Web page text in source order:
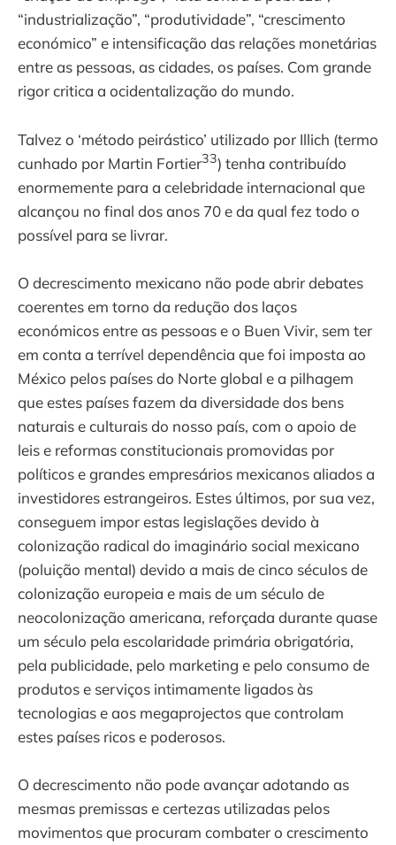
“industrialização”, “produtividade”, “crescimento
económico” e intensificação das relações monetárias
entre as pessoas, as cidades, os países. Com grande
rigor critica a ocidentalização do mundo.
Talvez o ‘método peirástico’ utilizado por Illich (termo
cunhado por Martin Fortier33) tenha contribuído
enormemente para a celebridade internacional que
alcançou no final dos anos 70 e da qual fez todo o
possível para se livrar.
O decrescimento mexicano não pode abrir debates
coerentes em torno da redução dos laços
económicos entre as pessoas e o Buen Vivir, sem ter
em conta a terrível dependência que foi imposta ao
México pelos países do Norte global e a pilhagem
que estes países fazem da diversidade dos bens
naturais e culturais do nosso país, com o apoio de
leis e reformas constitucionais promovidas por
políticos e grandes empresários mexicanos aliados a
investidores estrangeiros. Estes últimos, por sua vez,
conseguem impor estas legislações devido à
colonização radical do imaginário social mexicano
(poluição mental) devido a mais de cinco séculos de
colonização europeia e mais de um século de
neocolonização americana, reforçada durante quase
um século pela escolaridade primária obrigatória,
pela publicidade, pelo marketing e pelo consumo de
produtos e serviços intimamente ligados às
tecnologias e aos megaprojectos que controlam
estes países ricos e poderosos.
O decrescimento não pode avançar adotando as
mesmas premissas e certezas utilizadas pelos
movimentos que procuram combater o crescimento